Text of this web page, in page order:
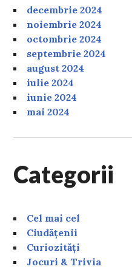
decembrie 2024
noiembrie 2024
octombrie 2024
septembrie 2024
august 2024
iulie 2024
iunie 2024
mai 2024
Categorii
Cel mai cel
Ciudățenii
Curiozități
Jocuri & Trivia